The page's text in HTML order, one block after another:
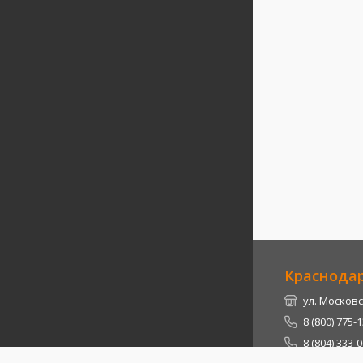
ул.
8 (800) 775-
8 (804) 333-